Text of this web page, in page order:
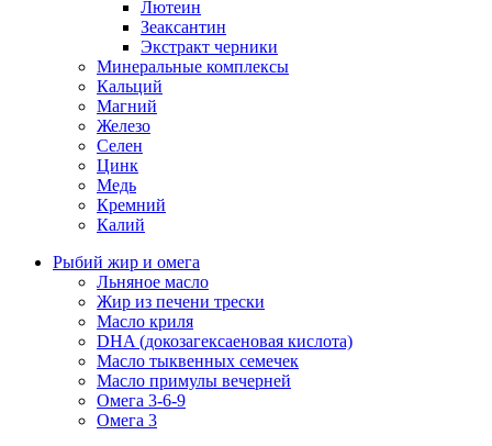
Лютеин
Зеаксантин
Экстракт черники
Минеральные комплексы
Кальций
Магний
Железо
Селен
Цинк
Медь
Кремний
Калий
Рыбий жир и омега
Льняное масло
Жир из печени трески
Масло криля
DHA (докозагексаеновая кислота)
Масло тыквенных семечек
Масло примулы вечерней
Омега 3-6-9
Омега 3